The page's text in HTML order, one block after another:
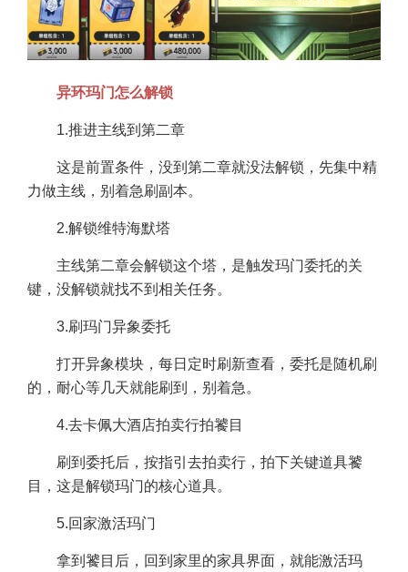
异环玛门怎么解锁
1.推进主线到第二章
这是前置条件，没到第二章就没法解锁，先集中精
力做主线，别着急刷副本。
2.解锁维特海默塔
主线第二章会解锁这个塔，是触发玛门委托的关
键，没解锁就找不到相关任务。
3.刷玛门异象委托
打开异象模块，每日定时刷新查看，委托是随机刷
的，耐心等几天就能刷到，别着急。
4.去卡佩大酒店拍卖行拍饕目
刷到委托后，按指引去拍卖行，拍下关键道具饕
目，这是解锁玛门的核心道具。
5.回家激活玛门
拿到饕目后，回到家里的家具界面，就能激活玛